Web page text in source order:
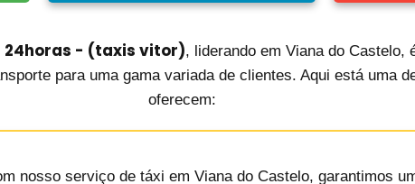
24horas - (taxis vitor), liderando em Viana do Castelo,
para uma gama variada de clientes. Aqui está uma
oferecem:
nosso serviço de táxi em Viana do Castelo, garantimos